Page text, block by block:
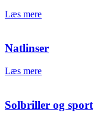
Læs mere
Natlinser
Læs mere
Solbriller og sport